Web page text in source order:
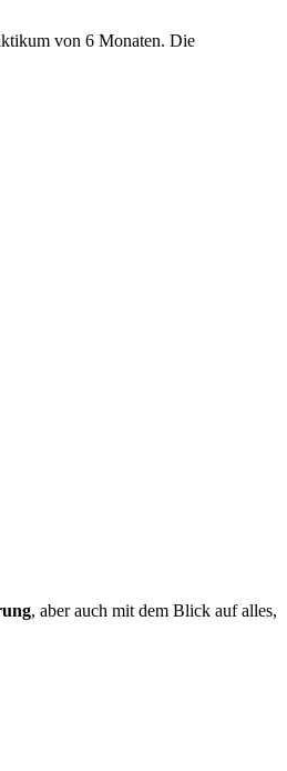
von 6 Monaten. Die
, aber auch mit dem Blick auf alles,